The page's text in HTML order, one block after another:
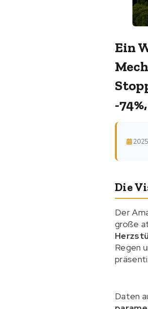
Ein
-
Die
Der
große
Regen
Daten